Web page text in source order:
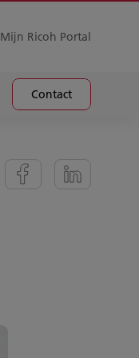
Mijn Ricoh Portal
Contact